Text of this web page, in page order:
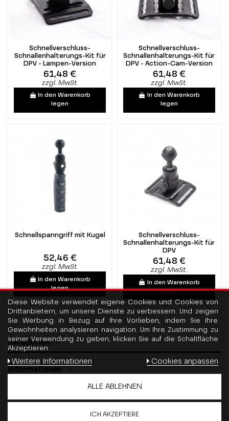
Schnellverschluss-
Schnallenhalterungs-Kit für
DPV - Lampen-Version
61,48 €
zzgl. MwSt.
In den Warenkorb
legen
Schnellverschluss-
Schnallenhalterungs-Kit für
DPV - Action-Cam-Version
61,48 €
zzgl. MwSt.
In den Warenkorb
legen
Schnellspanngriff mit Kugel
52,46 €
zzgl. MwSt.
In den Warenkorb
legen
Schnellverschluss-
Schnallenhalterungs-Kit für
DPV
61,48 €
zzgl. MwSt.
In den Warenkorb
legen
Kategorien
Informationen
Diese Website verwendet eigene Cookies und Cookies von
Drittanbietern, um unsere Dienste zu verbessern. Und zeigen
Sie Werbung in Bezug auf Ihre Vorlieben, indem Sie Ihre
Gewohnheiten analysieren navigation. Um Ihre Zustimmung zu
seiner Verwendung zu geben, klicken Sie auf die Schaltfläche
Akzeptieren.
Weitere Informationen Cookies anpassen
ALLE ABLEHNEN
ICH AKZEPTIERE